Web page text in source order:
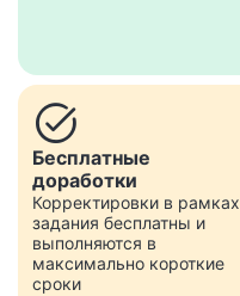
task_alt
Бесплатные
доработки
Корректировки в рамках
задания бесплатны и
выполняются в
максимально короткие
сроки